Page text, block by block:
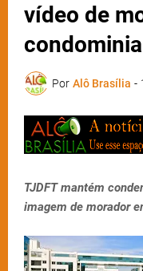
vídeo de
Por Alô Brasília -
TJDFT mantém
imagem de morador